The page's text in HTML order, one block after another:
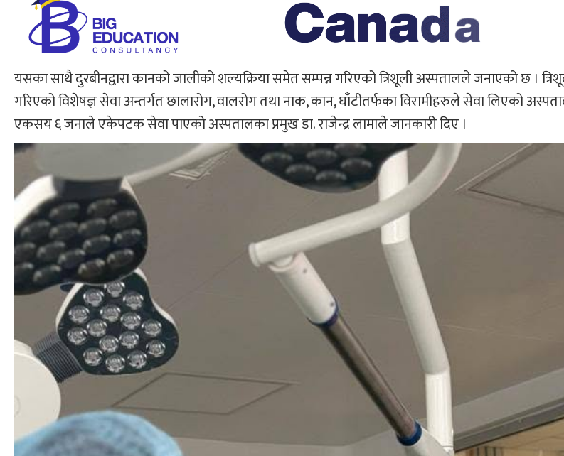
यसका साथै दुरबीनद्वारा कानको जालीको शल्यक्रिया समेत सम्पन्न गरिएको त्रिशूली अस्पतालले जनाएको छ ।
गरिएको विशेषज्ञ सेवा अन्तर्गत छालारोग, वालरोग तथा नाक, कान, घाँटीतर्फका विरामीहरुले सेवा लिएको
एकसय ६ जनाले एकेपटक सेवा पाएको अस्पतालका प्रमुख डा. राजेन्द्र लामाले जानकारी दिए ।